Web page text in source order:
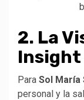
2. La
Insight
Para Sol María
personal y la